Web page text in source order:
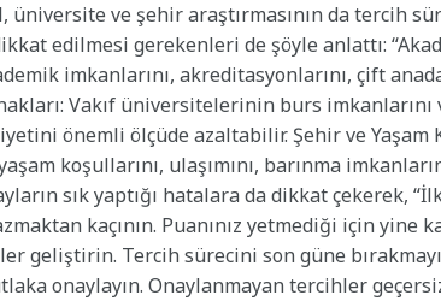
üniversite ve şehir araştırmasının da tercih
edilmesi gerekenleri de şöyle anlattı:
imkanlarını, akreditasyonlarını, çift
Vakıf üniversitelerinin burs
önemli ölçüde azaltabilir. Şehir ve Yaşam
koşullarını, ulaşımını, barınma
sık yaptığı hatalara da dikkat çekerek,
kaçının. Puanınız yetmediği için yine
geliştirin. Tercih sürecini son güne
onaylayın. Onaylanmayan tercihler geçersiz